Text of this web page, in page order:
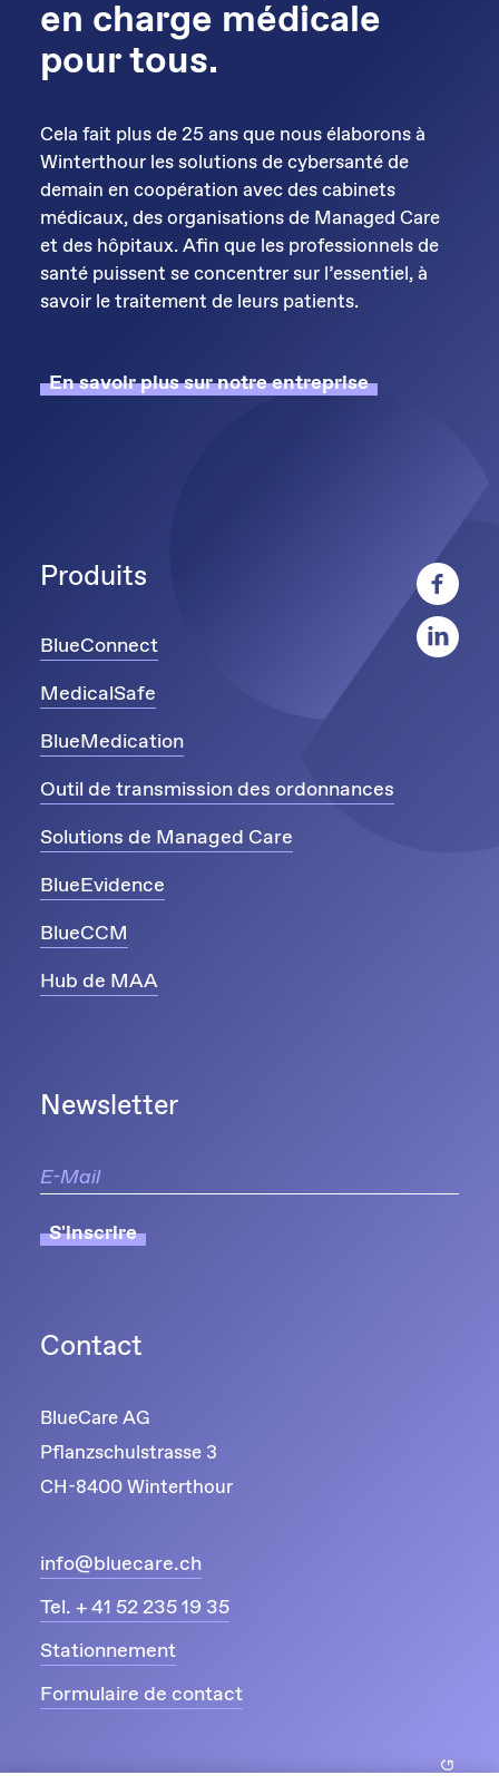
en charge médicale
pour tous.
Cela fait plus de 25 ans que nous élaborons à
Winterthour les solutions de cybersanté de
demain en coopération avec des cabinets
médicaux, des organisations de Managed Care
et des hôpitaux. Afin que les professionnels de
santé puissent se concentrer sur l’essentiel, à
savoir le traitement de leurs patients.
En savoir plus sur notre entreprise
Produits
BlueConnect
MedicalSafe
BlueMedication
Outil de transmission des ordonnances
Solutions de Managed Care
BlueEvidence
BlueCCM
Hub de MAA
Newsletter
S'inscrire
Contact
BlueCare AG
Pflanzschulstrasse 3
CH-8400 Winterthour
info@bluecare.ch
Tel. + 41 52 235 19 35
Stationnement
Formulaire de contact